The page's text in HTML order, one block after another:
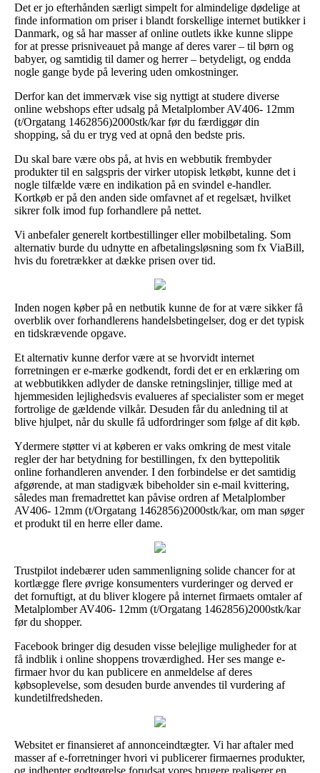
Det er jo efterhånden særligt simpelt for almindelige dødelige at
finde information om priser i blandt forskellige internet butikker i
Danmark, og så har masser af online outlets ikke kunne slippe
for at presse prisniveauet på mange af deres varer – til børn og
babyer, og samtidig til damer og herrer – betydeligt, og endda
nogle gange byde på levering uden omkostninger.
Derfor kan det immervæk vise sig nyttigt at studere diverse
online webshops efter udsalg på Metalplomber AV406- 12mm
(t/Orgatang 1462856)2000stk/kar før du færdiggør din
shopping, så du er tryg ved at opnå den bedste pris.
Du skal bare være obs på, at hvis en webbutik frembyder
produkter til en salgspris der virker utopisk letkøbt, kunne det i
nogle tilfælde være en indikation på en svindel e-handler.
Kortkøb er på den anden side omfavnet af et regelsæt, hvilket
sikrer folk imod fup forhandlere på nettet.
Vi anbefaler generelt kortbestillinger eller mobilbetaling. Som
alternativ burde du udnytte en afbetalingsløsning som fx ViaBill,
hvis du foretrækker at dække prisen over tid.
Inden nogen køber på en netbutik kunne de for at være sikker få
overblik over forhandlerens handelsbetingelser, dog er det typisk
en tidskrævende opgave.
Et alternativ kunne derfor være at se hvorvidt internet
forretningen er e-mærke godkendt, fordi det er en erklæring om
at webbutikken adlyder de danske retningslinjer, tillige med at
hjemmesiden lejlighedsvis evalueres af specialister som er meget
fortrolige de gældende vilkår. Desuden får du anledning til at
blive hjulpet, når du skulle få udfordringer som følge af dit køb.
Ydermere støtter vi at køberen er vaks omkring de mest vitale
regler der har betydning for bestillingen, fx den byttepolitik
online forhandleren anvender. I den forbindelse er det samtidig
afgørende, at man stadigvæk bibeholder sin e-mail kvittering,
således man fremadrettet kan påvise ordren af Metalplomber
AV406- 12mm (t/Orgatang 1462856)2000stk/kar, om man søger
et produkt til en herre eller dame.
Trustpilot indebærer uden sammenligning solide chancer for at
kortlægge flere øvrige konsumenters vurderinger og derved er
det fornuftigt, at du bliver klogere på internet firmaets omtaler af
Metalplomber AV406- 12mm (t/Orgatang 1462856)2000stk/kar
før du shopper.
Facebook bringer dig desuden visse belejlige muligheder for at
få indblik i online shoppens troværdighed. Her ses mange e-
firmaer hvor du kan publicere en anmeldelse af deres
købsoplevelse, som desuden burde anvendes til vurdering af
kundetilfredsheden.
Websitet er finansieret af annonceindtægter. Vi har aftaler med
masser af e-forretninger hvori vi publicerer firmaernes produkter,
og indhenter godtgørelse forudsat vores brugere realiserer en